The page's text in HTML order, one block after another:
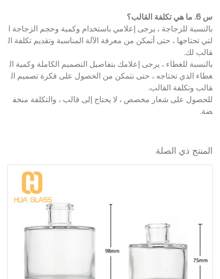
س 6. ما هي تكلفة القالب؟
بالنسبة للزجاجة ، يرجى إعلامي باستخدام وكمية وحجم الزجاجة ا
لتي تحتاجها ، حتى أتمكن من معرفة الآلة المناسبة وتقديم تكلفة ال
قالب لك.
بالنسبة للغطاء ، يرجى إعلامك بتفاصيل التصميم الكاملة وكمية ال
غطاء الذي تحتاجه ، حتى نتمكن من الحصول على فكرة تصميم ال
قالب وتكلفة القالب.
للحصول على شعار مخصص ، لا يحتاج إلى قالب ، والتكلفة منخف
ضة.
المنتج ذي الصلة